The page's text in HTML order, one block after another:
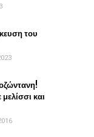
του
και